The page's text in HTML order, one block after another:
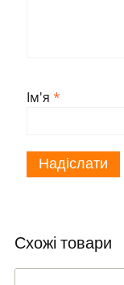
Ім'я *
Схожі товари